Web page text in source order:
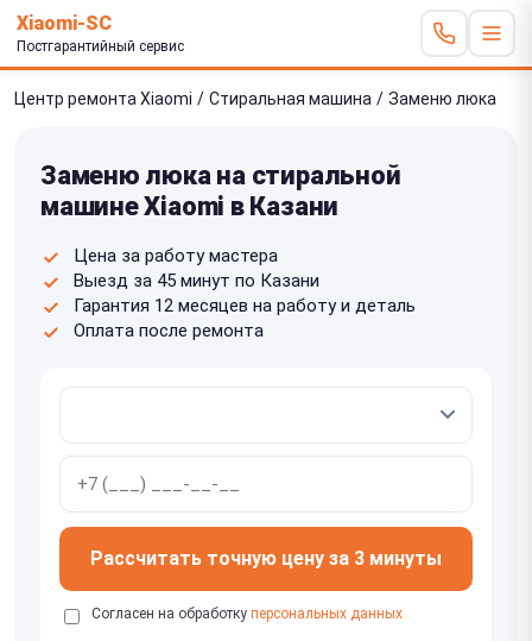
Xiaomi-SC
Постгарантийный сервис
Центр ремонта Xiaomi / Стиральная машина / Заменю люка
Заменю люка на стиральной
машине Xiaomi в Казани
Цена за работу мастера
Выезд за 45 минут по Казани
Гарантия 12 месяцев на работу и деталь
Оплата после ремонта
Рассчитать точную цену за 3 минуты
Согласен на обработку персональных данных